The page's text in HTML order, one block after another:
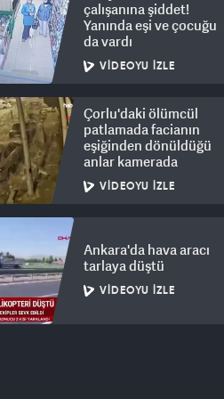
çalışanına şiddet!
Yanında eşi ve çocuğu
da vardı
VIDEOYU İZLE
Çorlu'daki ölümcül
patlamada facianın
eşiğinden dönüldüğü
anlar kamerada
VIDEOYU İZLE
Ankara'da hava aracı
tarlaya düştü
VIDEOYU İZLE